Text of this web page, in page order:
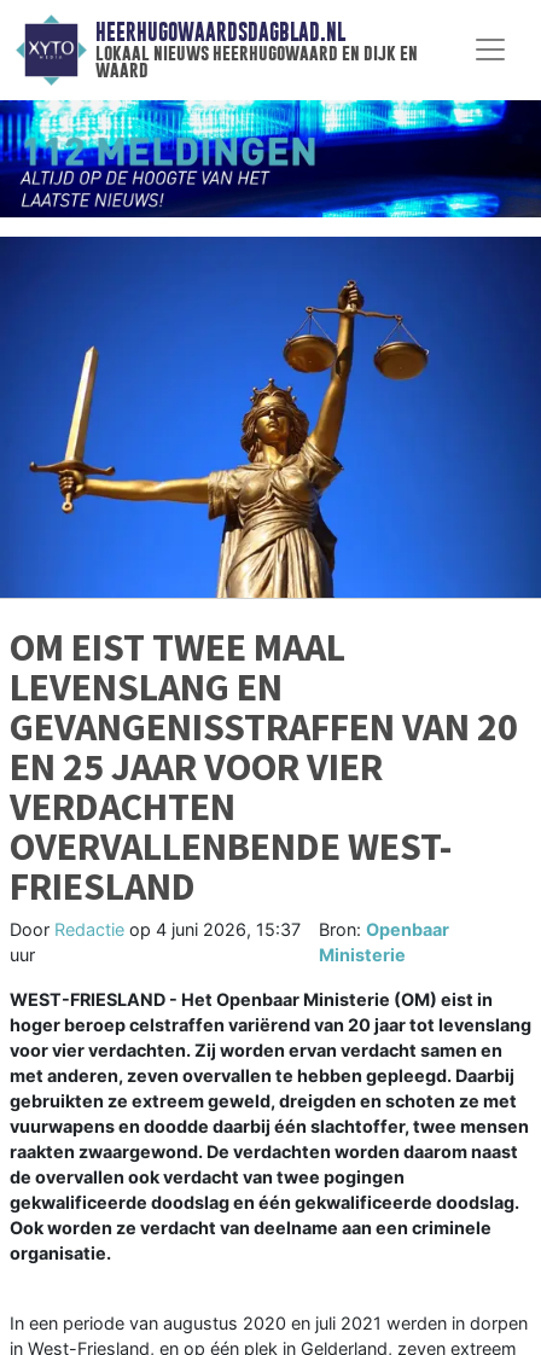
HEERHUGOWAARDSDAGBLAD.NL
lokaal nieuws heerhugowaard en dijk en
waard
OM EIST TWEE MAAL
LEVENSLANG EN
GEVANGENISSTRAFFEN VAN 20
EN 25 JAAR VOOR VIER
VERDACHTEN
OVERVALLENBENDE WEST-
FRIESLAND
Door Redactie op 4 juni 2026, 15:37
uur
Bron: Openbaar
Ministerie
WEST-FRIESLAND - Het Openbaar Ministerie (OM) eist in
hoger beroep celstraffen variërend van 20 jaar tot levenslang
voor vier verdachten. Zij worden ervan verdacht samen en
met anderen, zeven overvallen te hebben gepleegd. Daarbij
gebruikten ze extreem geweld, dreigden en schoten ze met
vuurwapens en doodde daarbij één slachtoffer, twee mensen
raakten zwaargewond. De verdachten worden daarom naast
de overvallen ook verdacht van twee pogingen
gekwalificeerde doodslag en één gekwalificeerde doodslag.
Ook worden ze verdacht van deelname aan een criminele
organisatie.
In een periode van augustus 2020 en juli 2021 werden in dorpen
in West-Friesland, en op één plek in Gelderland, zeven extreem